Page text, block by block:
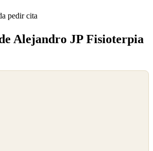
pedir cita
Alejandro JP Fisioterpia